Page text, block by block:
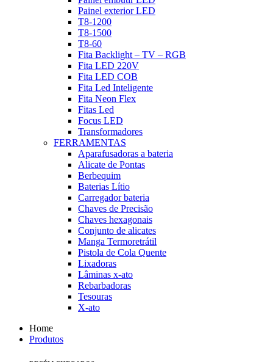
Painel exterior LED
T8-1200
T8-1500
T8-60
Fita Backlight – TV – RGB
Fita LED 220V
Fita LED COB
Fita Led Inteligente
Fita Neon Flex
Fitas Led
Focus LED
Transformadores
FERRAMENTAS
Aparafusadoras a bateria
Alicate de Pontas
Berbequim
Baterias Lítio
Carregador bateria
Chaves de Precisão
Chaves hexagonais
Conjunto de alicates
Manga Termoretrátil
Pistola de Cola Quente
Lixadoras
Lâminas x-ato
Rebarbadoras
Tesouras
X-ato
Home
Produtos